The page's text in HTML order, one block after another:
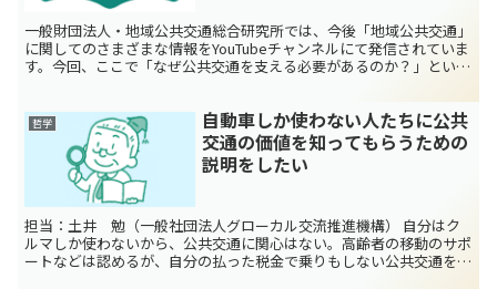
一般財団法人・地域公共交通総合研究所では、今後「地域公共交通」
に関してのさまざまな情報をYouTubeチャンネルにて発信されていま
す。今回、ここで「なぜ公共交通を支える必要があるのか？」という
哲学
自動車しか使わない人たちに公共
交通の価値を知ってもらうための
説明をしたい
担当：土井 勉（一般社団法人グローカル交流推進機構） 自分はク
ルマしか使わないから、公共交通に関心はない。高齢者の移動のサポ
ートなどは認めるが、自分の払った税金で乗りもしない公共交通を支